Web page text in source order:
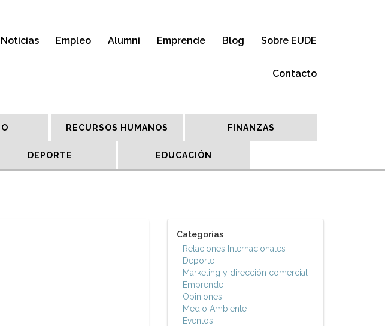
Noticias Empleo Alumni Emprende Blog Sobre EUDE
Contacto
RECURSOS HUMANOS FINANZAS
DEPORTE EDUCACIÓN
Categorías
Relaciones Internacionales
Deporte
Marketing y dirección comercial
Emprende
Opiniones
Medio Ambiente
Eventos